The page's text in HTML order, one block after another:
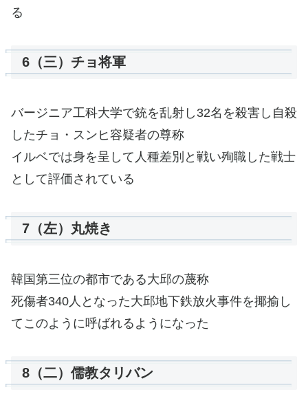
る
6（三）チョ将軍
バージニア工科大学で銃を乱射し32名を殺害し自殺
したチョ・スンヒ容疑者の尊称
イルベでは身を呈して人種差別と戦い殉職した戦士
として評価されている
7（左）丸焼き
韓国第三位の都市である大邱の蔑称
死傷者340人となった大邱地下鉄放火事件を揶揄し
てこのように呼ばれるようになった
8（二）儒教タリバン